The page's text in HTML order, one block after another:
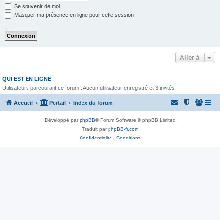
Se souvenir de moi
Masquer ma présence en ligne pour cette session
Aller à
QUI EST EN LIGNE
Utilisateurs parcourant ce forum : Aucun utilisateur enregistré et 3 invités
Accueil Portail Index du forum
Développé parphpBB® Forum Software © phpBB Limited
Traduit parphpBB-fr.com
Confidentialité | Conditions